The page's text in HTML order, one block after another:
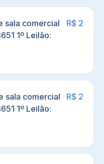
sala comercial
1º Leilão:
R$ 2
sala comercial
1º Leilão:
R$ 2